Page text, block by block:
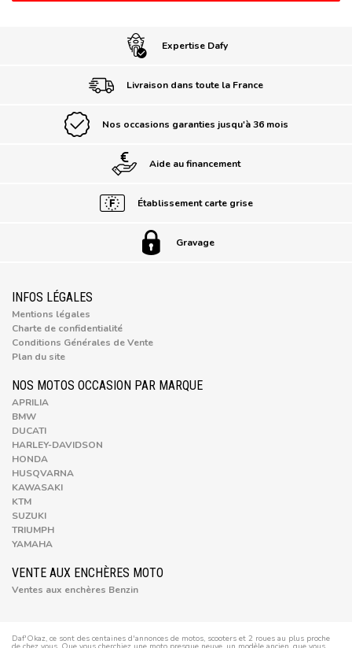
Expertise Dafy
Livraison dans toute la France
Nos occasions garanties jusqu'à 36 mois
Aide au financement
Établissement carte grise
Gravage
INFOS LÉGALES
Mentions légales
Charte de confidentialité
Conditions Générales de Vente
Plan du site
NOS MOTOS OCCASION PAR MARQUE
APRILIA
BMW
DUCATI
HARLEY-DAVIDSON
HONDA
HUSQVARNA
KAWASAKI
KTM
SUZUKI
TRIUMPH
YAMAHA
VENTE AUX ENCHÈRES MOTO
Ventes aux enchères Benzin
Daf'Okaz, ce sont des centaines d'annonces de motos, scooters et 2 roues au plus proche